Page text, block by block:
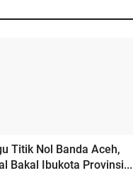
Titik Nol Banda Aceh,
Bakal Ibukota Provinsi...
Pj Walikota